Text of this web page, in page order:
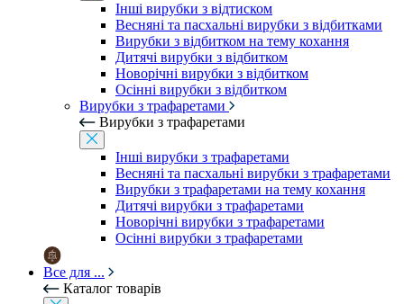
Інші вирубки з відтиском
Весняні та пасхальні вирубки з відбитками
Вирубки з відбитком на тему кохання
Дитячі вирубки з відбитком
Новорічні вирубки з відбитком
Осінні вирубки з відбитком
Вирубки з трафаретами
Вирубки з трафаретами
Інші вирубки з трафаретами
Весняні та пасхальні вирубки з трафаретами
Вирубки з трафаретами на тему кохання
Дитячі вирубки з трафаретами
Новорічні вирубки з трафаретами
Осінні вирубки з трафаретами
Все для ...
Каталог товарів